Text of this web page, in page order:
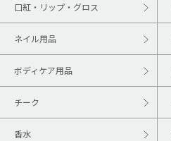
口紅・リップ・グロス
ネイル用品
ボディケア用品
チーク
香水